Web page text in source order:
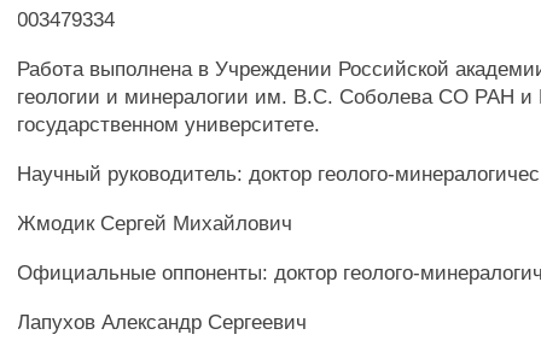
003479334
Работа выполнена в Учреждении Российской
геологии и минералогии им. B.C. Соболева СО РАН и
государственном университете.
Научный руководитель: доктор геолого-
Жмодик Сергей Михайлович
Официальные оппоненты: доктор геолого-
Лапухов Александр Сергеевич